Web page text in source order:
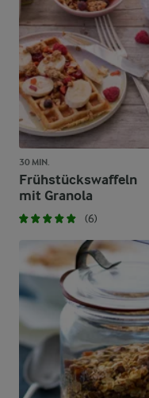
30 MIN.
Frühstückswaffeln
mit Granola
(6)